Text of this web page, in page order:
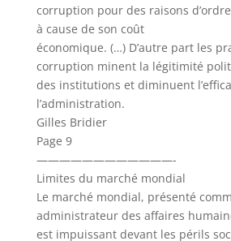
corruption pour des raisons
à cause de son coût
économique. (…) D’autre part les
corruption minent la légitimité
des institutions et diminuent
l’administration.
Gilles Bridier
Page 9
————————————-
Limites du marché mondial
Le marché mondial, présenté
administrateur des affaires
est impuissant devant les périls